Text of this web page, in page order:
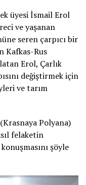
üyesi İsmail Erol
ve yaşanan
seren çarpıcı bir
Kafkas-Rus
Erol, Çarlık
değiştirmek için
ve tarım
Polyana)
felaketin
şöyle